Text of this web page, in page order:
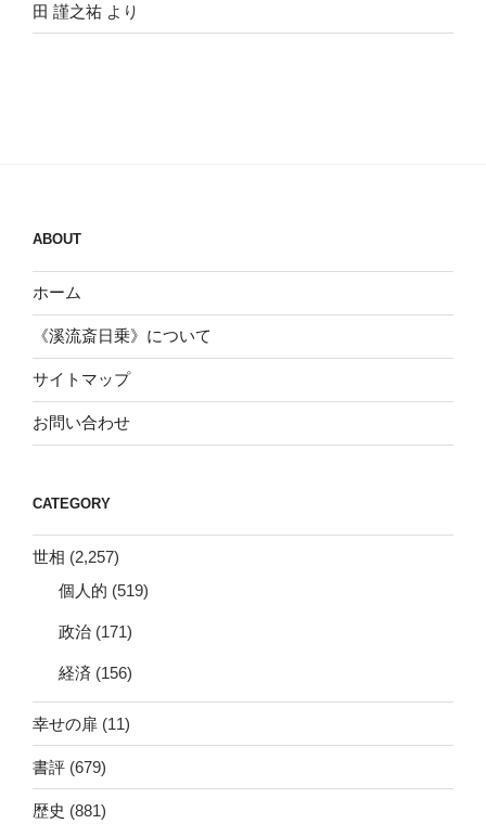
田 謹之祐 より
ABOUT
ホーム
《溪流斎日乗》について
サイトマップ
お問い合わせ
CATEGORY
世相 (2,257)
個人的 (519)
政治 (171)
経済 (156)
幸せの扉 (11)
書評 (679)
歴史 (881)